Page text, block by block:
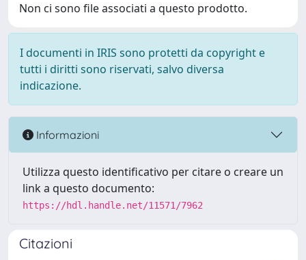
Non ci sono file associati a questo prodotto.
I documenti in IRIS sono protetti da copyright e
tutti i diritti sono riservati, salvo diversa
indicazione.
Informazioni
Utilizza questo identificativo per citare o creare un
link a questo documento:
https://hdl.handle.net/11571/7962
Citazioni